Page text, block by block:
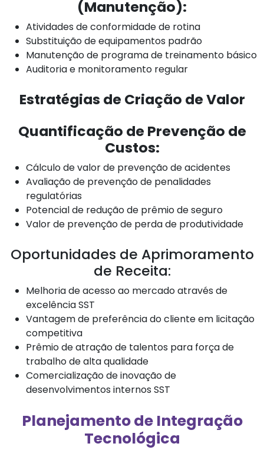
(Manutenção):
Atividades de conformidade de rotina
Substituição de equipamentos padrão
Manutenção de programa de treinamento básico
Auditoria e monitoramento regular
Estratégias de Criação de Valor
Quantificação de Prevenção de
Custos:
Cálculo de valor de prevenção de acidentes
Avaliação de prevenção de penalidades
regulatórias
Potencial de redução de prêmio de seguro
Valor de prevenção de perda de produtividade
Oportunidades de Aprimoramento
de Receita:
Melhoria de acesso ao mercado através de
excelência SST
Vantagem de preferência do cliente em licitação
competitiva
Prêmio de atração de talentos para força de
trabalho de alta qualidade
Comercialização de inovação de
desenvolvimentos internos SST
Planejamento de Integração
Tecnológica